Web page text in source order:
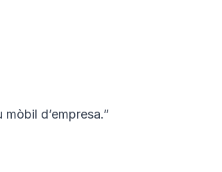
d’empresa.”